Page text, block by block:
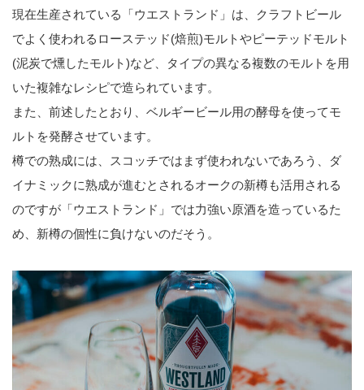
現在生産されている「ウエストランド」は、クラフトビール
でよく使われるローステッド(焙煎)モルトやピーテッドモルト
(泥炭で燻したモルト)など、タイプの異なる複数のモルトを用
いた複雑なレシピで造られています。
また、前述したとおり、ベルギービール用の酵母を使ってモ
ルトを発酵させています。
樽での熟成には、スコッチではまず使われないであろう、ダ
イナミックに熟成が進むとされるオークの新樽も活用される
のですが「ウエストランド」では力強い原酒を造っているた
め、新樽の個性に負けないのだそう。